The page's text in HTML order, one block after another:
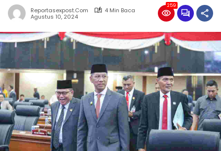
Reportasexpost.com
4 Min Baca
Agustus 10, 2024
259